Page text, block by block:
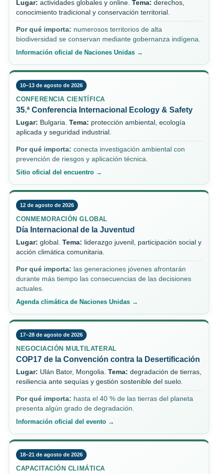
Lugar: actividades globales y online. Tema: derechos,
conocimiento tradicional y conservación territorial.
Por qué importa: numerosos territorios de alta
biodiversidad se conservan mediante gobernanza indígena.
Información oficial de Naciones Unidas →
10–13 de agosto de 2026
CONFERENCIA CIENTÍFICA
35.ª Conferencia Internacional Ecology & Safety
Lugar: Bulgaria. Tema: protección ambiental, ecología
aplicada y seguridad industrial.
Por qué importa: conecta investigación ambiental con
prevención de riesgos y aplicación técnica.
Sitio oficial del encuentro →
12 de agosto de 2026
CONMEMORACIÓN GLOBAL
Día Internacional de la Juventud
Lugar: global. Tema: liderazgo juvenil, participación social y
acción climática comunitaria.
Por qué importa: las generaciones jóvenes afrontarán
durante más tiempo las consecuencias de las decisiones
actuales.
Agenda climática de Naciones Unidas →
17–28 de agosto de 2026
NEGOCIACIÓN MULTILATERAL
COP17 de la Convención contra la Desertificación
Lugar: Ulán Bator, Mongolia. Tema: degradación de tierras,
resiliencia ante sequías y gestión sostenible del suelo.
Por qué importa: hasta el 40 % de las tierras del planeta
presenta algún grado de degradación.
Información oficial del evento →
18–21 de agosto de 2026
CAPACITACIÓN CLIMÁTICA